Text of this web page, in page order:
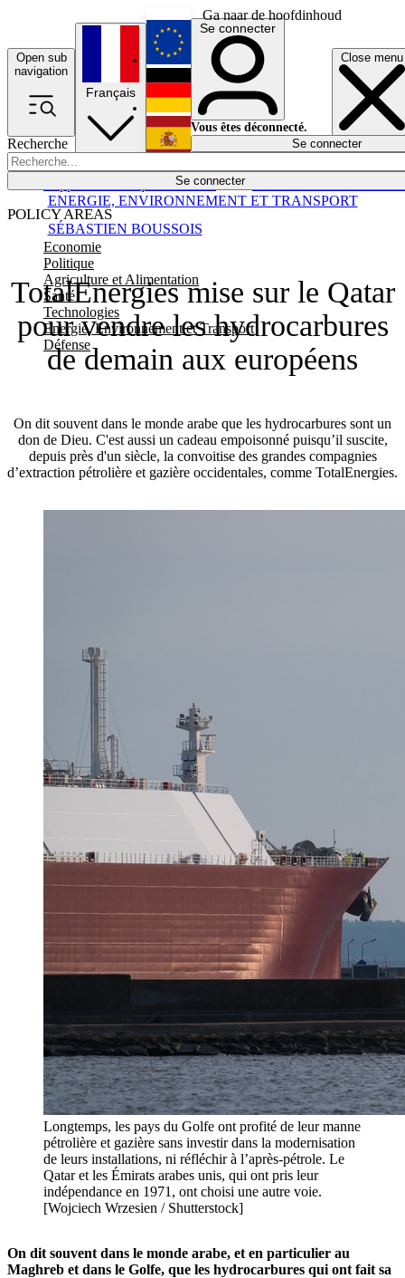
Ga naar de hoofdinhoud
Open sub
navigation
Close menu
Recherche
Se connecter
POLICY AREAS
Economie
Politique
Agriculture et Alimentation
Santé
Technologies
Energie, Environnement et Transport
Défense
Économie
Français
English
Deutsch
Español
Se connecter
Vous êtes déconnecté.
Se connecter
TotalEnergies mise sur le Qatar
pour vendre les hydrocarbures
de demain aux européens
On dit souvent dans le monde arabe que les hydrocarbures sont un
don de Dieu. C'est aussi un cadeau empoisonné puisqu’il suscite,
depuis près d'un siècle, la convoitise des grandes compagnies
d’extraction pétrolière et gazière occidentales, comme TotalEnergies.
SÉBASTIEN BOUSSOIS
ENERGIE, ENVIRONNEMENT ET TRANSPORT
Longtemps, les pays du Golfe ont profité de leur manne
pétrolière et gazière sans investir dans la modernisation
de leurs installations, ni réfléchir à l’après-pétrole. Le
Qatar et les Émirats arabes unis, qui ont pris leur
indépendance en 1971, ont choisi une autre voie.
[Wojciech Wrzesien / Shutterstock]
On dit souvent dans le monde arabe, et en particulier au
Maghreb et dans le Golfe, que les hydrocarbures qui ont fait sa